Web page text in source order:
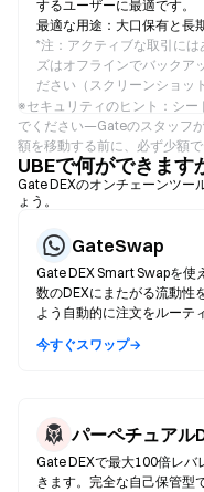
するユーザーに最適です。
最適な用途：大口保有と長
*注：アクティブな取引に
ズはオフラインでバックア
ださい（スクリーンショッ
※セキュリティのヒント：シ
でください—Gateのスタッフ
額を移動する前に、必ず少額
UBEで何ができます
Gate DEXのオンチェーンツー
ょう。
GateSwap
Gate DEX Smart Swapを使
数のDEXにまたがる流動性
よう自動的に注文をルーテ
今すぐスワップ→
パーペチュアル
Gate DEXで最大100倍レ
きます。完全な自己保管型